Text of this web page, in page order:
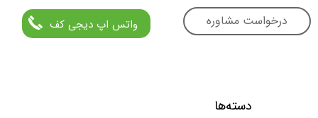
درخواست مشاوره واتس اپ دیجی کف
دسته‌ها